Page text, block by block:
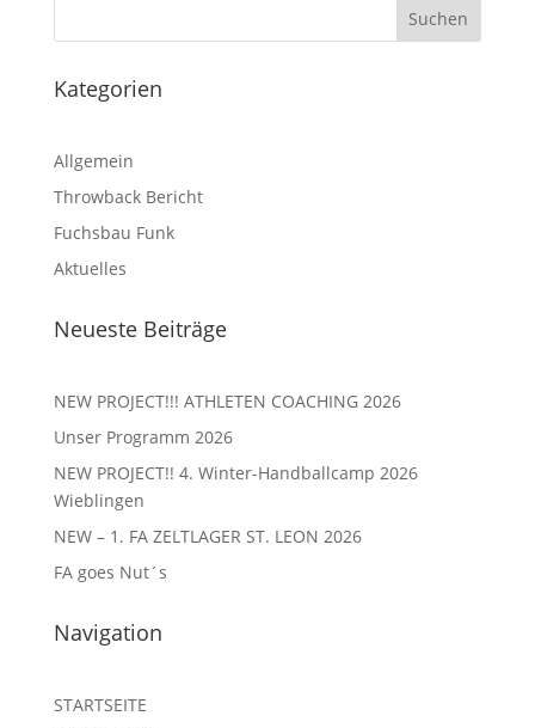
Kategorien
Allgemein
Throwback Bericht
Fuchsbau Funk
Aktuelles
Neueste Beiträge
NEW PROJECT!!! ATHLETEN COACHING 2026
Unser Programm 2026
NEW PROJECT!! 4. Winter-Handballcamp 2026
Wieblingen
NEW – 1. FA ZELTLAGER ST. LEON 2026
FA goes Nut´s
Navigation
STARTSEITE